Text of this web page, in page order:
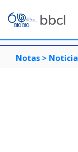
Notas > Noticia